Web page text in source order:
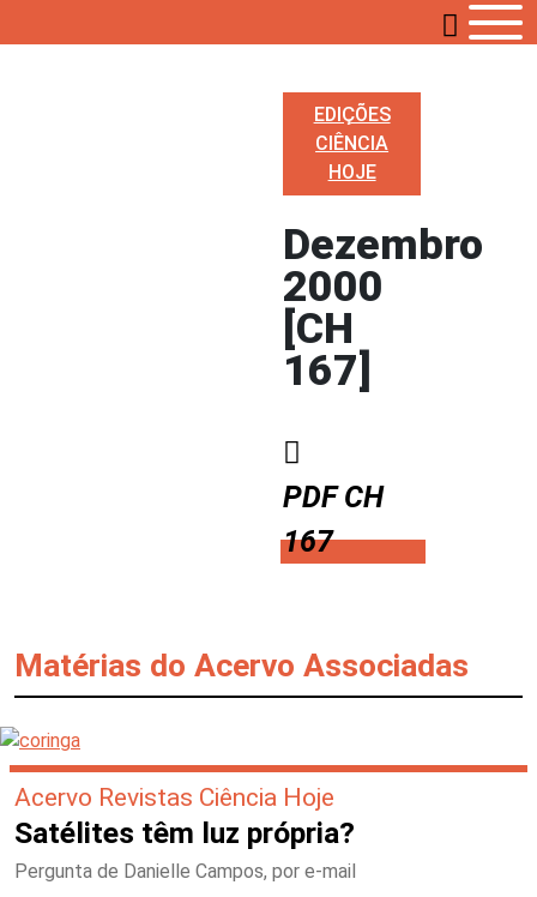
EDIÇÕES
CIÊNCIA
HOJE
Dezembro
2000
[CH
167]
PDF CH
167
Matérias do Acervo Associadas
Acervo Revistas Ciência Hoje
Satélites têm luz própria?
Pergunta de Danielle Campos, por e-mail